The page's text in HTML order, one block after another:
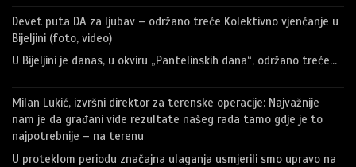
Devet puta DA za ljubav – održano treće Kolektivno vjenčanje u
Bijeljini (foto, video)
U Bijeljini je danas, u okviru „Pantelinskih dana“, održano treće…
Milan Lukić, izvršni direktor za terenske operacije: Najvažnije
nam je da građani vide rezultate našeg rada tamo gdje je to
najpotrebnije – na terenu
U proteklom periodu značajna ulaganja usmjerili smo upravo na